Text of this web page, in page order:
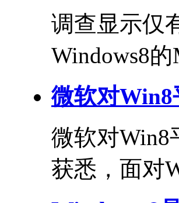
调查显示仅
Windows8
微软对
微软对Win8
获悉，面对